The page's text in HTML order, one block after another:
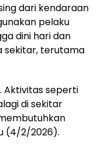
dari kendaraan
pelaku
dini hari dan
sekitar, terutama
Aktivitas seperti
di sekitar
(4/2/2026).